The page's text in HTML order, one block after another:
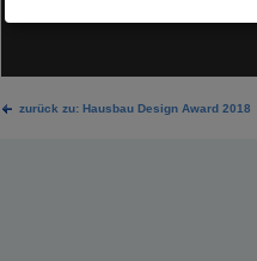
zurück zu: Hausbau Design Award 2018